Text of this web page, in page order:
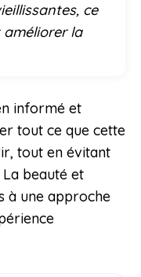
ce
la
informé et
tout ce que cette
tout en évitant
La beauté et
à une approche